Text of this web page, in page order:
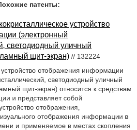
патенты:
устройство
(электронный
светодиодный уличный
щит-экран) // 132224
отображения информации
светодиодный уличный
щит-экран) относится к средствам
и представляет собой
отображения,
отображения информации в
и применяемое в местах скопления